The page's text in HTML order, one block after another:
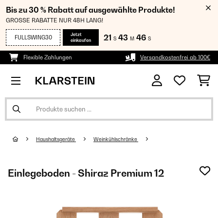
Bis zu 30 % Rabatt auf ausgewählte Produkte!
GROSSE RABATTE NUR 48H LANG!
FULLSWING30
Jetzt
einkaufen
21 S 43 M 45 S
Flexible Zahlungen Versandkostenfrei ab 100€
Haushaltsgeräte Weinkühlschränke
Einlegeboden - Shiraz Premium 12